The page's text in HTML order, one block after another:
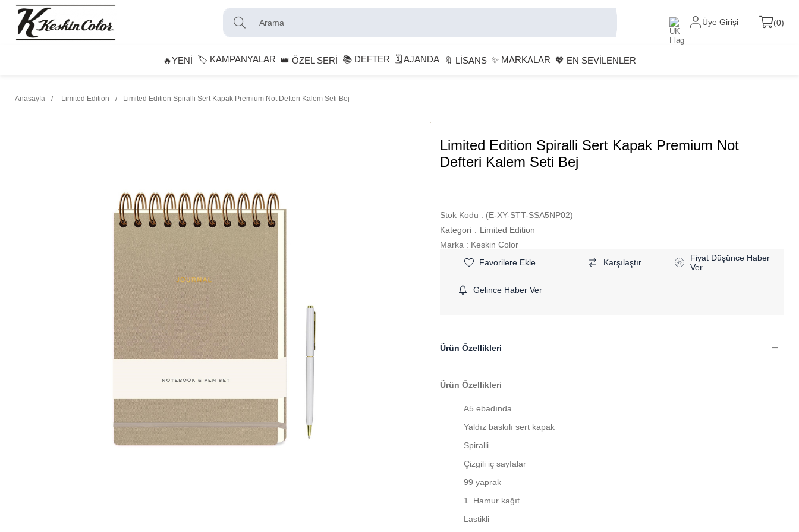
Üye Girişi 0
🔥YENİ 🏷️ KAMPANYALAR 👑 ÖZEL SERİ 📚 DEFTER 🗓 AJANDA 🔖 LİSANS ✨ MARKALAR 💖 EN SEVİLENLER
Anasayfa Limited Edition Limited Edition Spiralli Sert Kapak Premium Not Defteri Kalem Seti Bej
Limited Edition Spiralli Sert Kapak Premium Not
Defteri Kalem Seti Bej
Stok Kodu
(E-XY-STT-SSA5NP02)
Kategori : Limited Edition
Marka : Keskin Color
Favorilere Ekle
Karşılaştır
Fiyat Düşünce Haber
Ver
Gelince Haber Ver
Ürün Özellikleri
Ürün Özellikleri
A5 ebadında
Yaldız baskılı sert kapak
Spiralli
Çizgili iç sayfalar
99 yaprak
1. Hamur kağıt
Lastikli